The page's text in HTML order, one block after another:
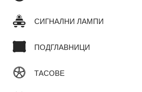
СИГНАЛНИ ЛАМПИ
ПОДГЛАВНИЦИ
ТАСОВЕ